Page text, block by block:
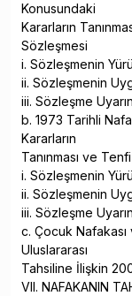
Konusundaki
Kararların
Sözleşmesi
i. Sözleşmenin
ii. Sözleşmenin
iii. Sözleşme
b. 1973 Tarihli
Kararların
Tanınması ve
i. Sözleşmenin
ii. Sözleşmenin
iii. Sözleşme
c. Çocuk
Uluslararası
Tahsiline İlişkin
VII. NAFAKANIN